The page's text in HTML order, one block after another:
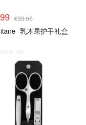
€33.00
乳木果护手礼盒